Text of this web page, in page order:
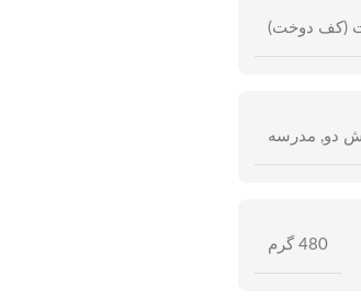
(کف دوخت)
دو, مدرسه
480 گرم